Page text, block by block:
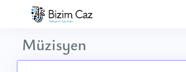
Müzisyen